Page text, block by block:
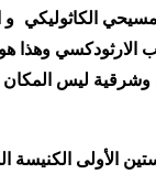
الكاثوليكي و
الارثودكسي وهذا
وشرقية ليس المكان
الأولى الكنيسة